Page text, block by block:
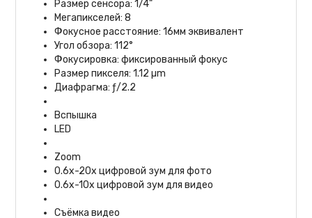
Размер сенсора: 1/4"
Мегапикселей: 8
Фокусное расстояние: 16мм эквивалент
Угол обзора: 112°
Фокусировка: фиксированный фокус
Размер пикселя: 1.12 µm
Диафрагма: ƒ/2.2
Вспышка
LED
Zoom
0.6x-20x цифровой зум для фото
0.6x-10x цифровой зум для видео
Съёмка видео